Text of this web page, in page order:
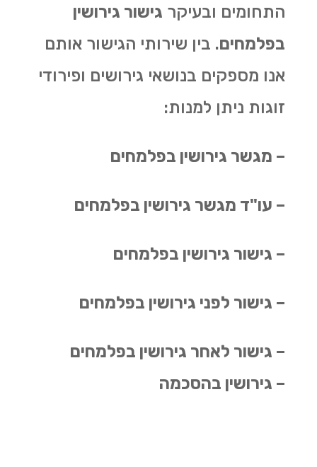
התחומים ובעיקר גישור גירושין
בפלמחים. בין שירותי הגישור אותם
אנו מספקים בנושאי גירושים ופירודי
זוגות ניתן למנות:
– מגשר גירושין בפלמחים
– עו"ד מגשר גירושין בפלמחים
– גישור גירושין בפלמחים
– גישור לפני גירושין בפלמחים
– גישור לאחר גירושין בפלמחים
– גירושין בהסכמה